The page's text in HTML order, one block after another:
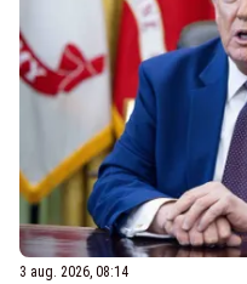
3 aug. 2026, 08:14